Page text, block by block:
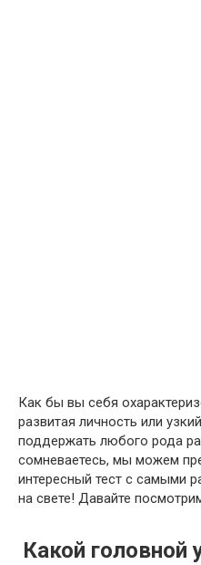
Как бы вы себя
развитая личность или
поддержать любого рода
сомневаетесь, мы можем
интересный тест с самыми
на свете! Давайте
Какой головной